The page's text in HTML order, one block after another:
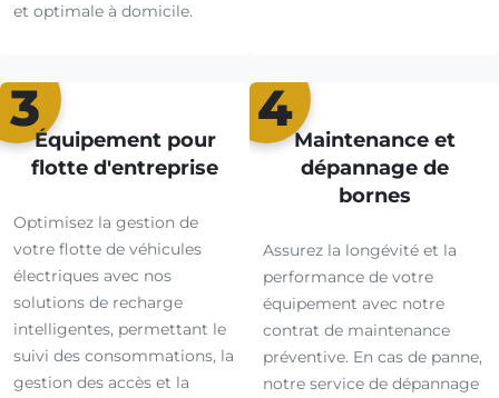
et optimale à domicile.
3
Équipement pour
flotte d'entreprise
Optimisez la gestion de
votre flotte de véhicules
électriques avec nos
solutions de recharge
intelligentes, permettant le
suivi des consommations, la
gestion des accès et la
4
Maintenance et
dépannage de
bornes
Assurez la longévité et la
performance de votre
équipement avec notre
contrat de maintenance
préventive. En cas de panne,
notre service de dépannage